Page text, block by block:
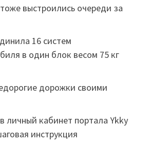
выстроились очереди за
16 систем
в один блок весом 75 кг
дорожки своими
личный кабинет портала Ykky
инструкция